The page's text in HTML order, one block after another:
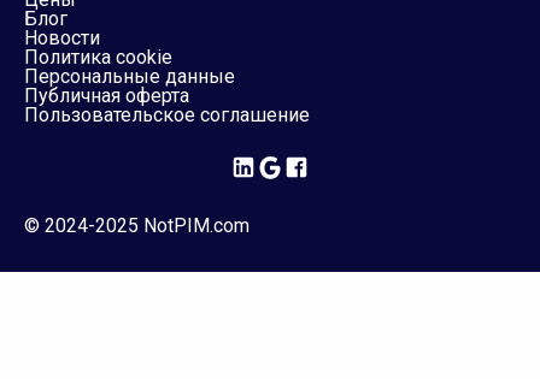
Блог
Новости
Политика cookie
Персональные данные
Публичная оферта
Пользовательское соглашение
© 2024-2025 NotPIM.com